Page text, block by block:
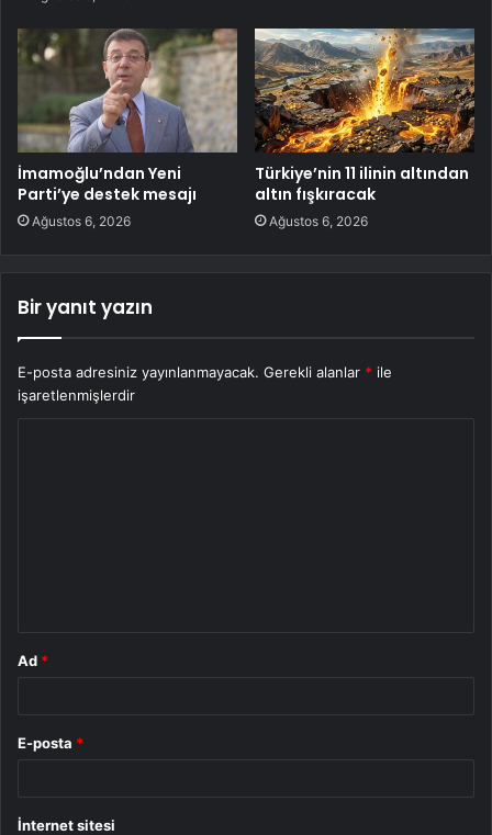
İmamoğlu’ndan Yeni
Parti’ye destek mesajı
Ağustos 6, 2026
Türkiye’nin 11 ilinin altından
altın fışkıracak
Ağustos 6, 2026
Bir yanıt yazın
E-posta adresiniz yayınlanmayacak. Gerekli alanlar * ile
işaretlenmişlerdir
Ad *
E-posta *
İnternet sitesi